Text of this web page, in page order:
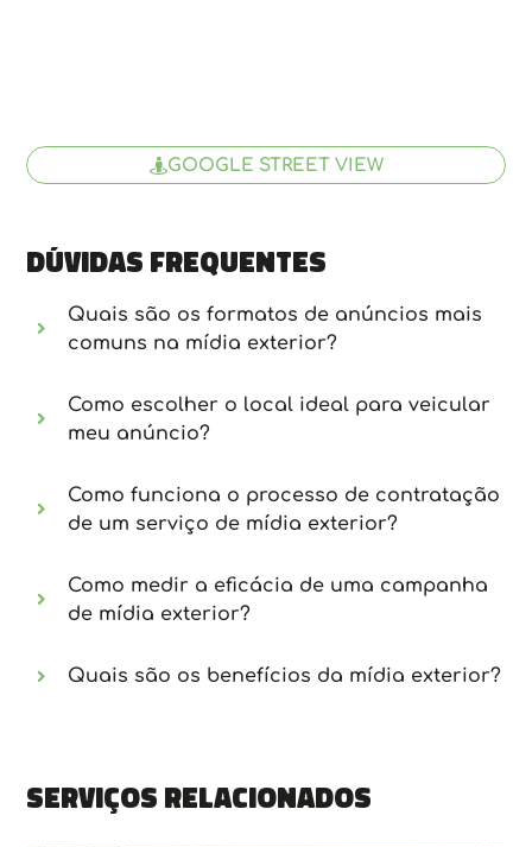
GOOGLE STREET VIEW
Dúvidas frequentes
Quais são os formatos de anúncios mais
comuns na mídia exterior?
Como escolher o local ideal para veicular
meu anúncio?
Como funciona o processo de contratação
de um serviço de mídia exterior?
Como medir a eficácia de uma campanha
de mídia exterior?
Quais são os benefícios da mídia exterior?
Serviços relacionados